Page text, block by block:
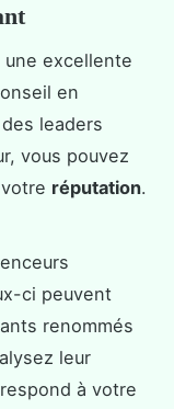
une excellente
en
leaders
vous pouvez
réputation.
ci peuvent
renommés
leur
à votre